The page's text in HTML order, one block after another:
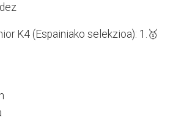
K4 (Espainiako selekzioa): 1.🥇